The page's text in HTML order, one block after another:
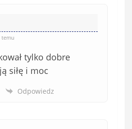
temu
tylko dobre
siłę i moc
Odpowiedz